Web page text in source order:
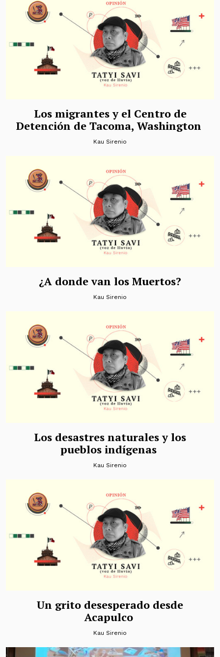
Los migrantes y el Centro de
Detención de Tacoma, Washington
Kau Sirenio
¿A donde van los Muertos?
Kau Sirenio
Los desastres naturales y los
pueblos indígenas
Kau Sirenio
Un grito desesperado desde
Acapulco
Kau Sirenio